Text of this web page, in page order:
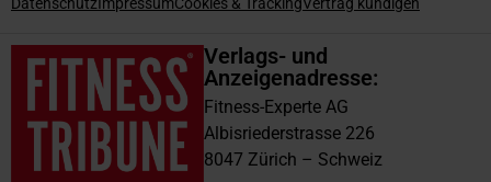
Verlags- und
Anzeigenadresse:
Fitness-Experte AG
Albisriederstrasse 226
8047 Zürich – Schweiz